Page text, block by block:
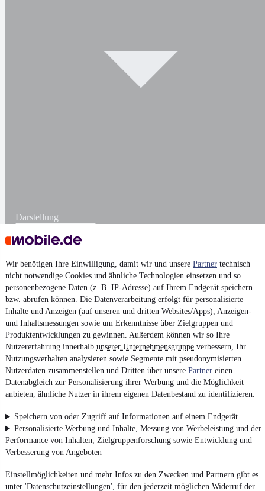
Wir benötigen Ihre Einwilligung, damit wir und unsere Partner technisch
nicht notwendige Cookies und ähnliche Technologien einsetzen und so
personenbezogene Daten (z. B. IP-Adresse) auf Ihrem Endgerät speichern
bzw. abrufen können. Die Datenverarbeitung erfolgt für personalisierte
Inhalte und Anzeigen (auf unseren und dritten Websites/Apps), Anzeigen-
und Inhaltsmessungen sowie um Erkenntnisse über Zielgruppen und
Produktentwicklungen zu gewinnen. Außerdem können wir so Ihre
Nutzererfahrung innerhalb unserer Unternehmensgruppe verbessern, Ihr
Nutzungsverhalten analysieren sowie Segmente mit pseudonymisierten
Nutzerdaten zusammenstellen und Dritten über unsere Partner einen
Datenabgleich zur Personalisierung ihrer Werbung und die Möglichkeit
anbieten, ähnliche Nutzer in ihrem eigenen Datenbestand zu identifizieren.
Speichern von oder Zugriff auf Informationen auf einem Endgerät
Personalisierte Werbung und Inhalte, Messung von Werbeleistung und der
Performance von Inhalten, Zielgruppenforschung sowie Entwicklung und
Verbesserung von Angeboten
Einstellmöglichkeiten und mehr Infos zu den Zwecken und Partnern gibt es
unter 'Datenschutzeinstellungen', für den jederzeit möglichen Widerruf der
Darstellung